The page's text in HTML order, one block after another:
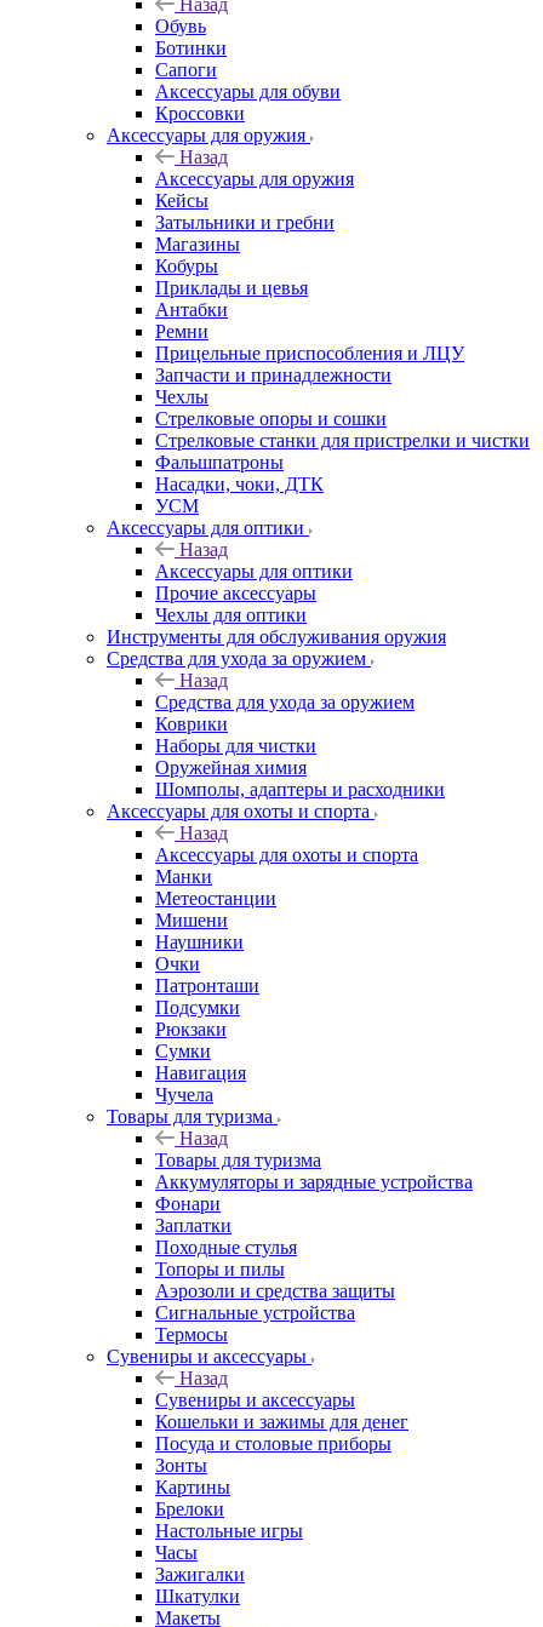
Назад
Обувь
Ботинки
Сапоги
Аксессуары для обуви
Кроссовки
Аксессуары для оружия
Назад
Аксессуары для оружия
Кейсы
Затыльники и гребни
Магазины
Кобуры
Приклады и цевья
Антабки
Ремни
Прицельные приспособления и ЛЦУ
Запчасти и принадлежности
Чехлы
Стрелковые опоры и сошки
Стрелковые станки для пристрелки и чистки
Фальшпатроны
Насадки, чоки, ДТК
УСМ
Аксессуары для оптики
Назад
Аксессуары для оптики
Прочие аксессуары
Чехлы для оптики
Инструменты для обслуживания оружия
Средства для ухода за оружием
Назад
Средства для ухода за оружием
Коврики
Наборы для чистки
Оружейная химия
Шомполы, адаптеры и расходники
Аксессуары для охоты и спорта
Назад
Аксессуары для охоты и спорта
Манки
Метеостанции
Мишени
Наушники
Очки
Патронташи
Подсумки
Рюкзаки
Сумки
Навигация
Чучела
Товары для туризма
Назад
Товары для туризма
Аккумуляторы и зарядные устройства
Фонари
Заплатки
Походные стулья
Топоры и пилы
Аэрозоли и средства защиты
Сигнальные устройства
Термосы
Сувениры и аксессуары
Назад
Сувениры и аксессуары
Кошельки и зажимы для денег
Посуда и столовые приборы
Зонты
Картины
Брелоки
Настольные игры
Часы
Зажигалки
Шкатулки
Макеты